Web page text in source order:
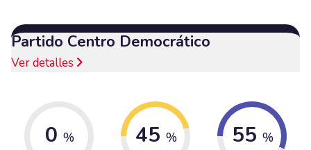
Partido Centro Democrático
Ver detalles
0 % 45 % 55 %